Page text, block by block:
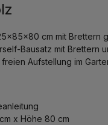
cm mit Brettern
Bausatz mit Brettern
Aufstellung im
x Höhe 80 cm